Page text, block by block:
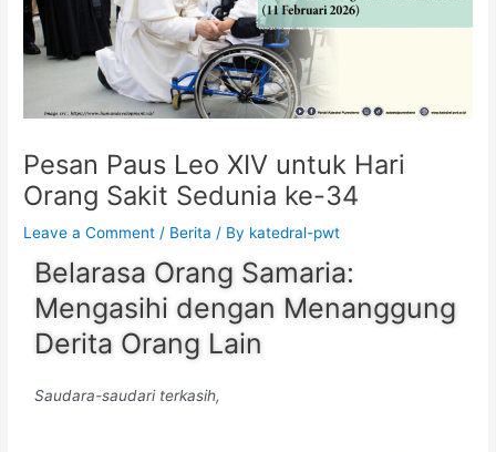
Pesan Paus Leo XIV untuk Hari
Orang Sakit Sedunia ke-34
Leave a Comment / Berita / By katedral-pwt
Belarasa Orang Samaria:
Mengasihi dengan Menanggung
Derita Orang Lain
Saudara-saudari terkasih,